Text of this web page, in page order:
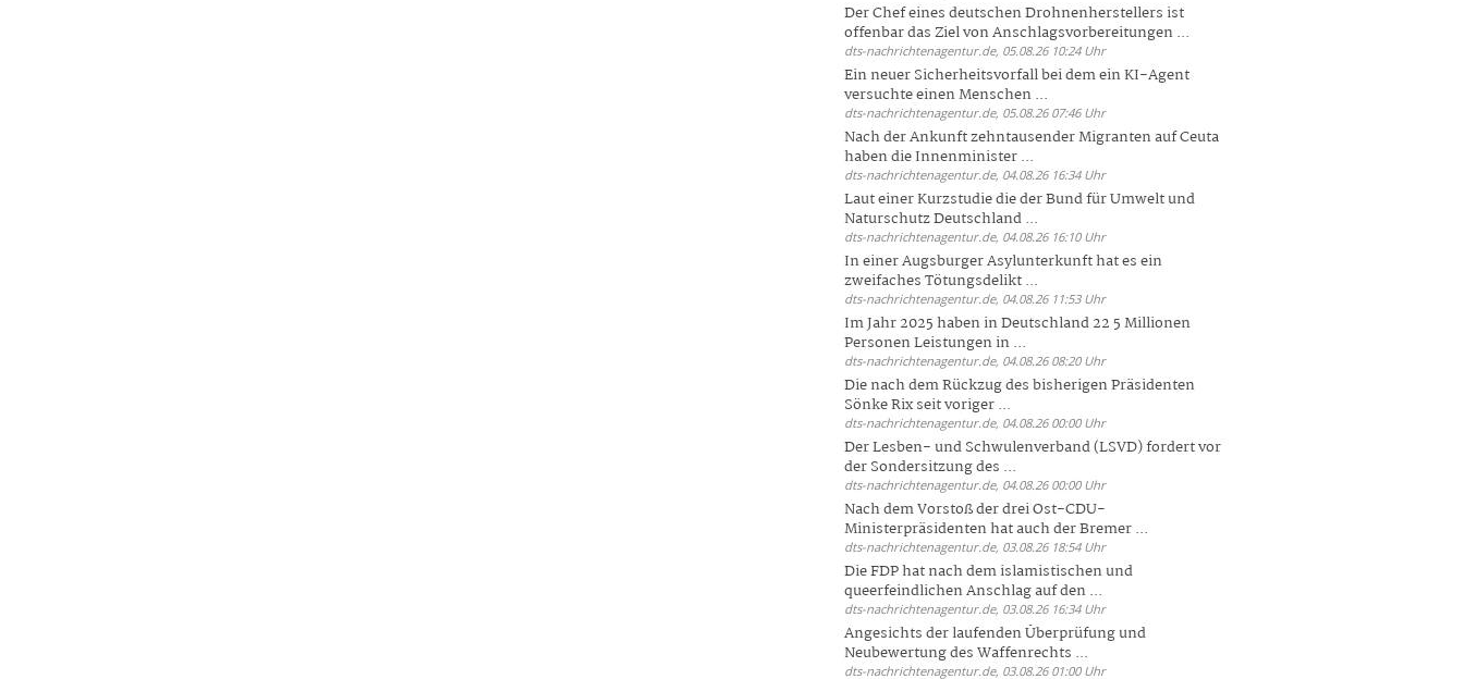
Der Chef eines deutschen Drohnenherstellers ist
offenbar das Ziel von Anschlagsvorbereitungen ...
dts-nachrichtenagentur.de, 05.08.26 10:24 Uhr
Ein neuer Sicherheitsvorfall bei dem ein KI-Agent
versuchte einen Menschen ...
dts-nachrichtenagentur.de, 05.08.26 07:46 Uhr
Nach der Ankunft zehntausender Migranten auf Ceuta
haben die Innenminister ...
dts-nachrichtenagentur.de, 04.08.26 16:34 Uhr
Laut einer Kurzstudie die der Bund für Umwelt und
Naturschutz Deutschland ...
dts-nachrichtenagentur.de, 04.08.26 16:10 Uhr
In einer Augsburger Asylunterkunft hat es ein
zweifaches Tötungsdelikt ...
dts-nachrichtenagentur.de, 04.08.26 11:53 Uhr
Im Jahr 2025 haben in Deutschland 22 5 Millionen
Personen Leistungen in ...
dts-nachrichtenagentur.de, 04.08.26 08:20 Uhr
Die nach dem Rückzug des bisherigen Präsidenten
Sönke Rix seit voriger ...
dts-nachrichtenagentur.de, 04.08.26 00:00 Uhr
Der Lesben- und Schwulenverband (LSVD) fordert vor
der Sondersitzung des ...
dts-nachrichtenagentur.de, 04.08.26 00:00 Uhr
Nach dem Vorstoß der drei Ost-CDU-
Ministerpräsidenten hat auch der Bremer ...
dts-nachrichtenagentur.de, 03.08.26 18:54 Uhr
Die FDP hat nach dem islamistischen und
queerfeindlichen Anschlag auf den ...
dts-nachrichtenagentur.de, 03.08.26 16:34 Uhr
Angesichts der laufenden Überprüfung und
Neubewertung des Waffenrechts ...
dts-nachrichtenagentur.de, 03.08.26 01:00 Uhr